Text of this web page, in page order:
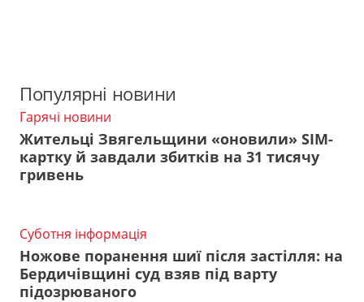
Популярні новини
Гарячі новини
Жительці Звягельщини «оновили» SIM-
картку й завдали збитків на 31 тисячу
гривень
Суботня інформація
Ножове поранення шиї після застілля: на
Бердичівщині суд взяв під варту
підозрюваного